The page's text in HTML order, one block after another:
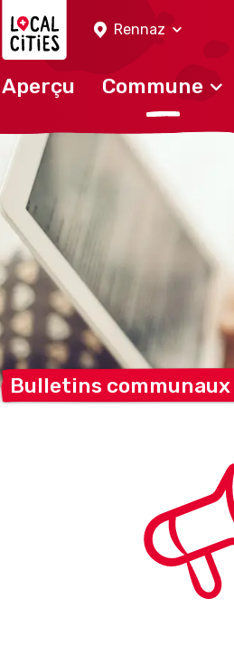
Rennaz
Aperçu Commune
Bulletins communaux